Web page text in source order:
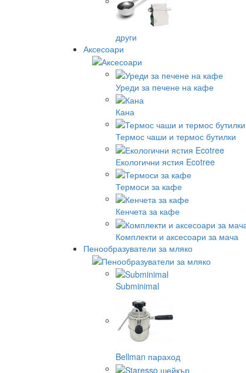
други
Аксесоари
Уреди за печене на кафе
Кана
Термос чаши и термос бутилки
Екологични ястия Ecotree
Термоси за кафе
Кенчета за кафе
Комплекти и аксесоари за мача
Пенообразуватели за мляко
Subminimal
Bellman параход